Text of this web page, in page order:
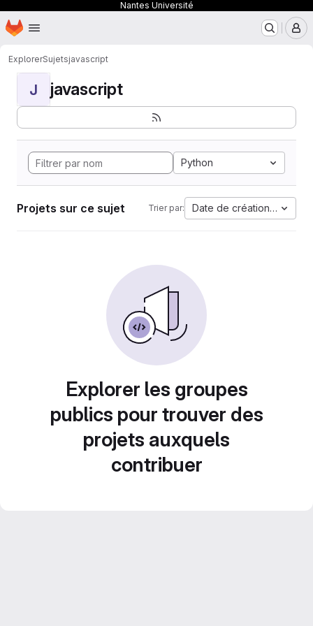
Nantes Université
Passer au contenu principal
Page d'accueil
ExplorerSujetsjavascript
J javascript
Python
Projets sur ce sujet Trier par: Date de création la plus
Explorer les groupes
publics pour trouver des
projets auxquels
contribuer